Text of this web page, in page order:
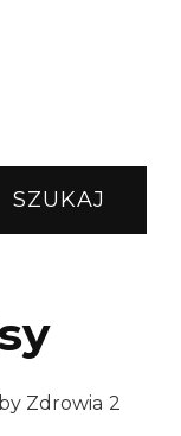
SZUKAJ
Zdrowia 2